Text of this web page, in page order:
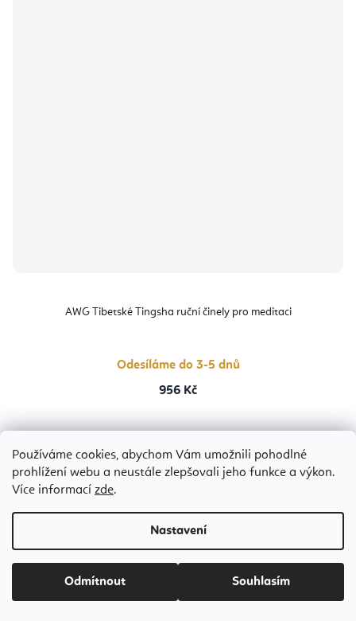
Používáme cookies, abychom Vám umožnili pohodlné
prohlížení webu a neustále zlepšovali jeho funkce a výkon.
Více informací zde.
Nastavení
Odmítnout Souhlasím
AWG Tibetské Tingsha ruční činely pro meditaci
Odesíláme do 3-5 dnů
956 Kč
Bestseller